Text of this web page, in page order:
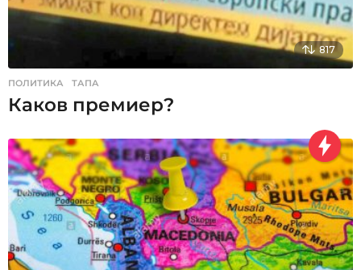
817
ПОЛИТИКА ,ТАПА
Каков премиер?